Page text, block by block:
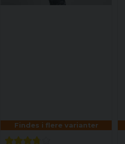
Findes i flere varianter